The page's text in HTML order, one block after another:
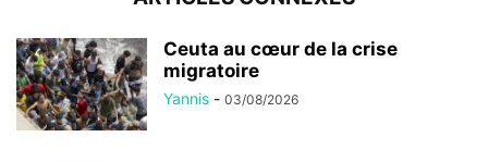
Ceuta au cœur de la crise
migratoire
Yannis - 03/08/2026